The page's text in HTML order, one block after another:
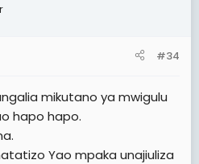
#34
mikutano ya mwigulu
hapo hapo.
Yao mpaka unajiuliza